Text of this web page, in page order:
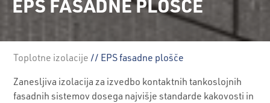
EPS FASADNE PLOŠČE
Toplotne izolacije // EPS fasadne plošče
Zanesljiva izolacija za izvedbo kontaktnih tankoslojnih
fasadnih sistemov dosega najvišje standarde kakovosti in